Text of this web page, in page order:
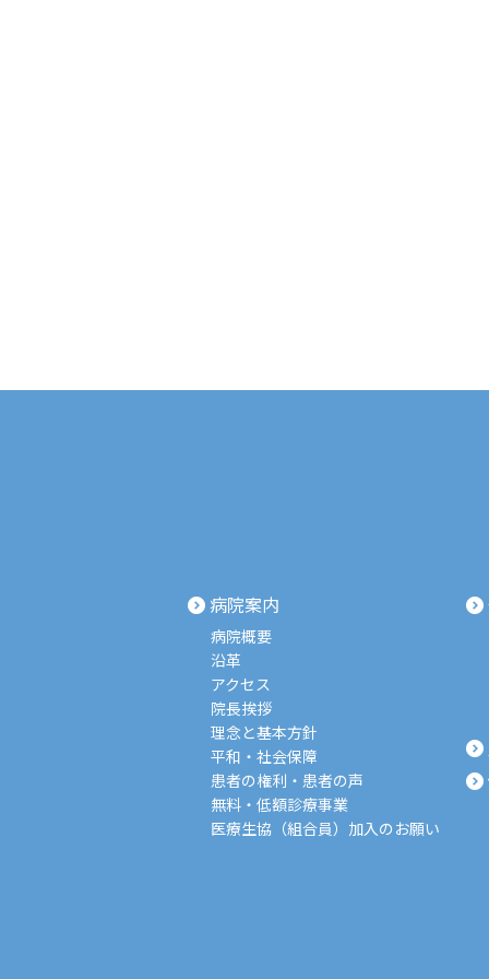
病院案内
病院概要
沿革
アクセス
院長挨拶
理念と基本方針
平和・社会保障
患者の権利・患者の声
無料・低額診療事業
医療生協（組合員）加入のお願い